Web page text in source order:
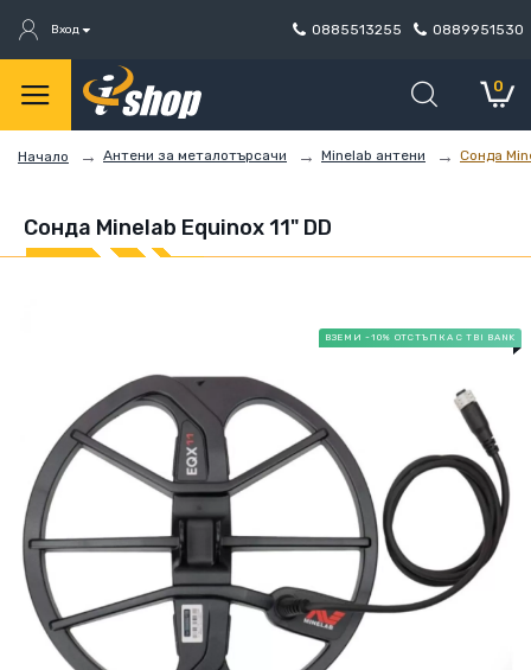
Вход 0885513255 0889951530
0
Начало Антени за металотърсачи Minelab антени Сонда
Сонда Minelab Equinox 11" DD
ВЗЕМИ -10% ОТСТЪПКА С TBI BANK